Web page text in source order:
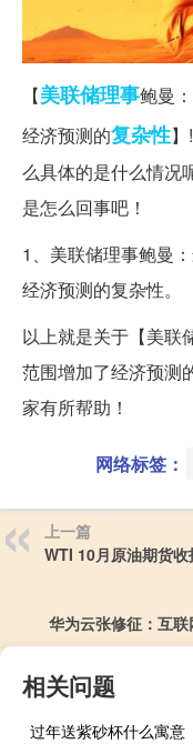
【美联储理事鲍曼
经济预测的复杂性
么具体的是什么情况
是怎么回事吧！
1、美联储理事鲍曼
经济预测的复杂性。
以上就是关于【美联
范围增加了经济预测
家有所帮助！
网络标签：
上一篇
WTI 10月原油期货
华为云张修征：互
相关问题
过年送紫砂杯什么寓意